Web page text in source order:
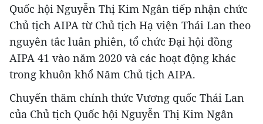
Quốc hội Nguyễn Thị Kim Ngân tiếp nhận chức
Chủ tịch AIPA từ Chủ tịch Hạ viện Thái Lan theo
nguyên tắc luân phiên, tổ chức Đại hội đồng
AIPA 41 vào năm 2020 và các hoạt động khác
trong khuôn khổ Năm Chủ tịch AIPA.
Chuyến thăm chính thức Vương quốc Thái Lan
của Chủ tịch Quốc hội Nguyễn Thị Kim Ngân